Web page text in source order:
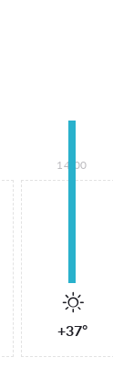
14:00
+37°